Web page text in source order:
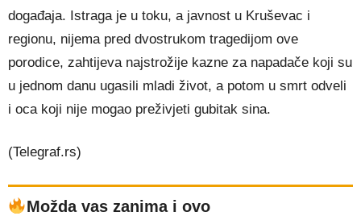
događaja. Istraga je u toku, a javnost u Kruševac i
regionu, nijema pred dvostrukom tragedijom ove
porodice, zahtijeva najstrožije kazne za napadače koji su
u jednom danu ugasili mladi život, a potom u smrt odveli
i oca koji nije mogao preživjeti gubitak sina.
(Telegraf.rs)
Možda vas zanima i ovo